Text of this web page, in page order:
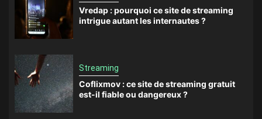
Vredap : pourquoi ce site de streaming
intrigue autant les internautes ?
Streaming
Coflixmov : ce site de streaming gratuit
est-il fiable ou dangereux ?